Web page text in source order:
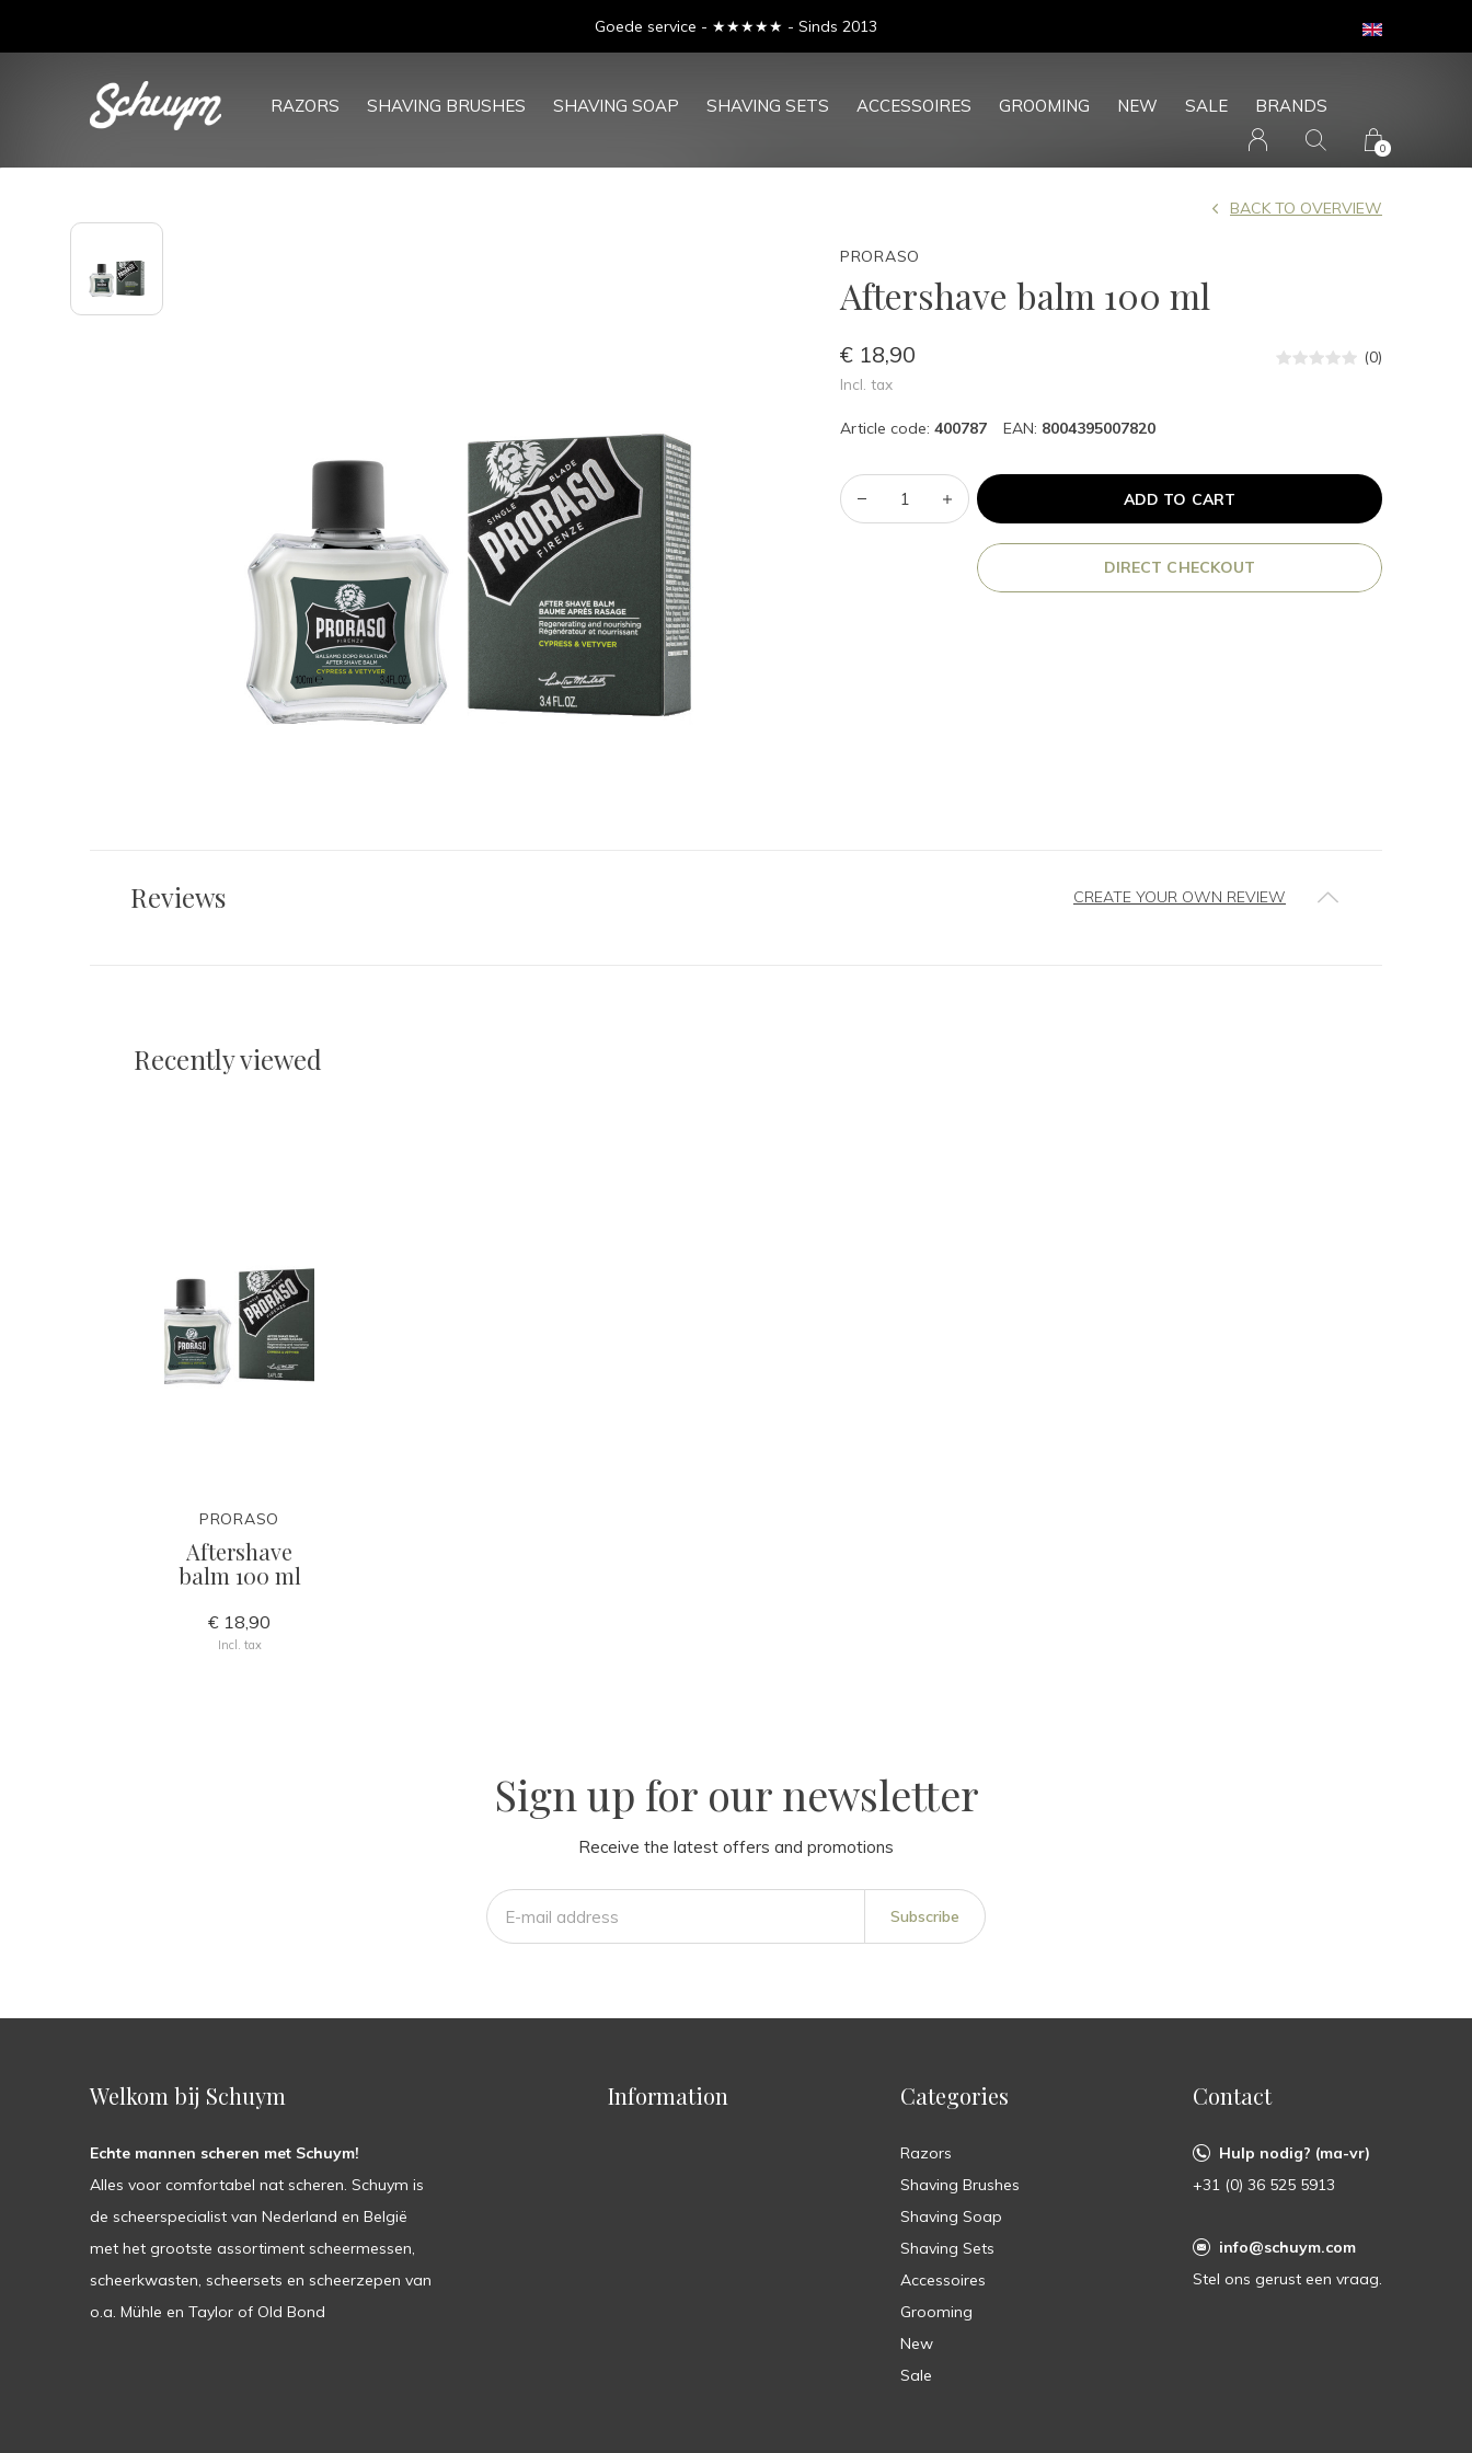
RAZORS SHAVING BRUSHES SHAVING SOAP SHAVING SETS ACCESSOIRES GROOMING NEW SALE BRANDS
0
Goede service - ★★★★★ - Sinds 2013
PRORASO
Aftershave balm 100 ml
BACK TO OVERVIEW
€ 18,90
Incl. tax
(0)
Article code: 400787 EAN: 8004395007820
ADD TO CART
DIRECT CHECKOUT
Reviews CREATE YOUR OWN REVIEW
Recently viewed
PRORASO
Aftershave
balm 100 ml
€ 18,90
Incl. tax
Sign up for our newsletter
Receive the latest offers and promotions
Subscribe
Welkom bij Schuym
Echte mannen scheren met Schuym!
Alles voor comfortabel nat scheren. Schuym is
de scheerspecialist van Nederland en België
met het grootste assortiment scheermessen,
scheerkwasten, scheersets en scheerzepen van
o.a. Mühle en Taylor of Old Bond
Information Categories
Razors
Shaving Brushes
Shaving Soap
Shaving Sets
Accessoires
Grooming
New
Sale
Contact
Hulp nodig? (ma-vr)
+31 (0) 36 525 5913
info@schuym.com
Stel ons gerust een vraag.